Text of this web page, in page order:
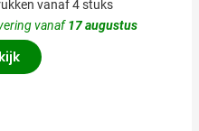
vanaf 4 stuks
vanaf17 augustus